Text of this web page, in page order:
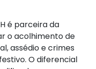
é parceira da
o acolhimento de
assédio e crimes
O diferencial